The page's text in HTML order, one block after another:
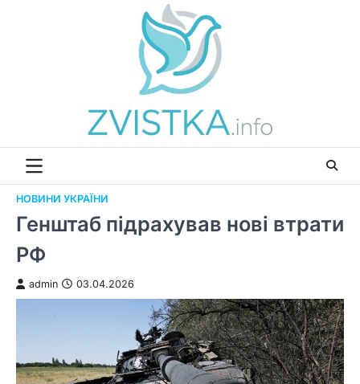
НОВИНИ УКРАЇНИ
Генштаб підрахував нові втрати
РФ
admin 03.04.2026